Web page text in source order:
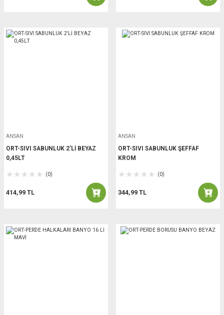
ANSAN
ORT-SIVI SABUNLUK 2'Lİ BEYAZ
0,45LT
(0)
414,99 TL
ANSAN
ORT-SIVI SABUNLUK ŞEFFAF
KROM
(0)
344,99 TL